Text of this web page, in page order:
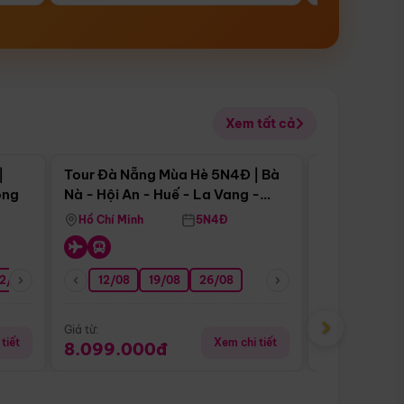
Xem tất cả
08 26/08 05/09 09/09 12/09
tiết
Điểm nổi bật
Tour Đà Nẵng Mùa Hè 5N4Đ | Bà
Nà - Hội An - Huế - La Vang -
Động Thiên Đường
Hồ Chí Minh 5N4Đ
12/08 19/08 26/08
Giá từ:
8.099.000đ Xem chi tiết
Giá từ:
›